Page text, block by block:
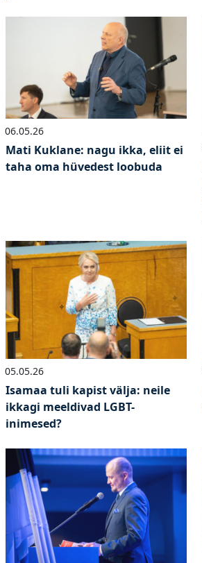
06.05.26
Mati Kuklane: nagu ikka, eliit ei
taha oma hüvedest loobuda
05.05.26
Isamaa tuli kapist välja: neile
ikkagi meeldivad LGBT-
inimesed?